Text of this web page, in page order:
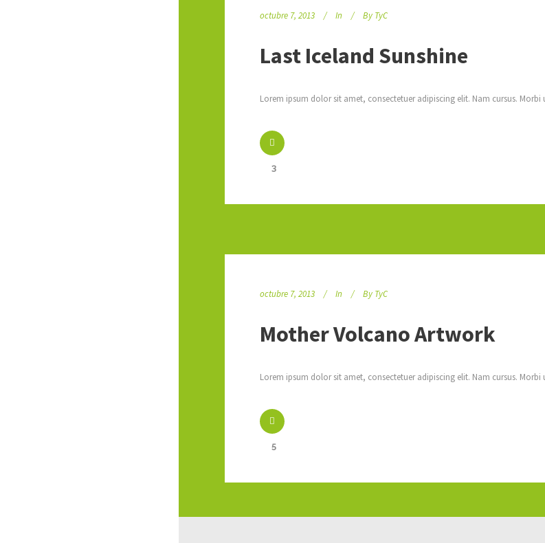
octubre 7, 2013 In By TyC
Last Iceland Sunshine
Lorem ipsum dolor sit amet, consectetuer adipiscing elit. Nam cursus.
3
octubre 7, 2013 In By TyC
Mother Volcano Artwork
Lorem ipsum dolor sit amet, consectetuer adipiscing elit. Nam cursus.
5